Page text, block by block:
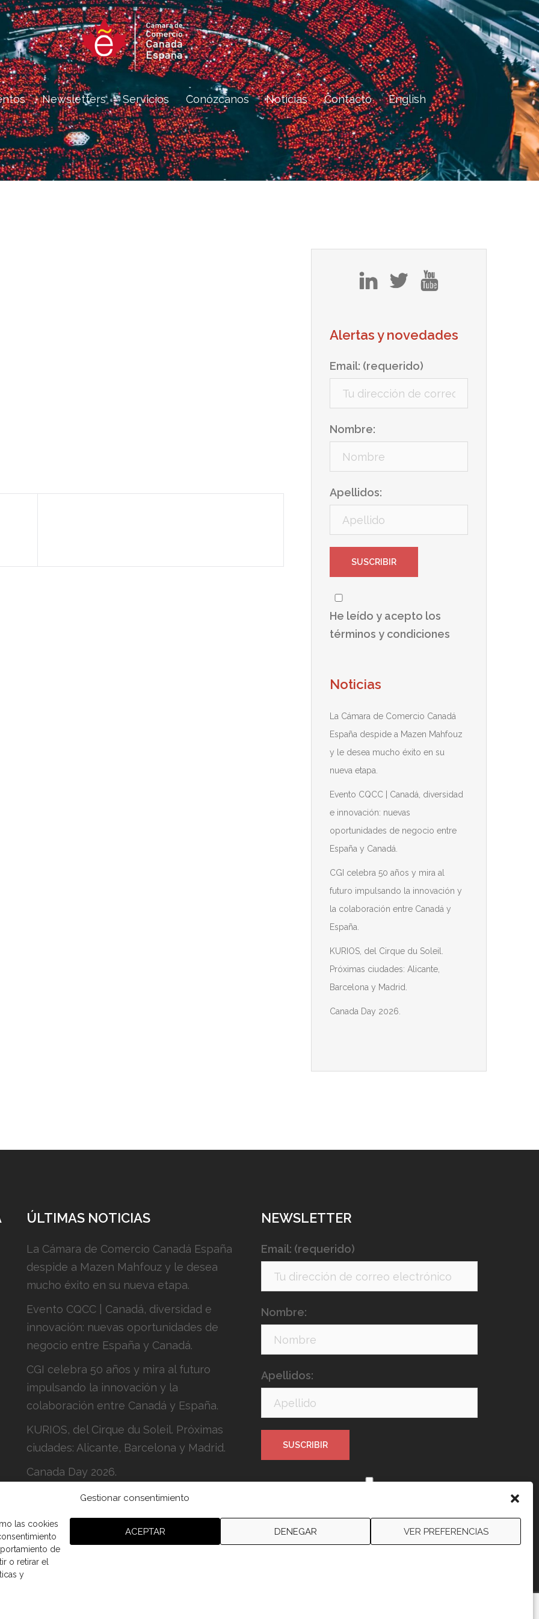
Gestionar consentimiento
las cookies
de
o retirar el
y
ACEPTAR DENEGAR VER PREFERENCIAS
Newsletters Servicios Conózcanos Noticias Contacto English
tw
Alertas y novedades
Email: (requerido)
Nombre:
Apellidos:
He leído y acepto los
términos y condiciones
Noticias
La Cámara de Comercio Canadá
España despide a Mazen Mahfouz
y le desea mucho éxito en su
nueva etapa.
Evento CQCC | Canadá, diversidad
e innovación: nuevas
oportunidades de negocio entre
España y Canadá.
CGI celebra 50 años y mira al
futuro impulsando la innovación y
la colaboración entre Canadá y
España.
KURIOS, del Cirque du Soleil.
Próximas ciudades: Alicante,
Barcelona y Madrid.
Canada Day 2026.
ÚLTIMAS NOTICIAS
La Cámara de Comercio Canadá España
despide a Mazen Mahfouz y le desea
mucho éxito en su nueva etapa.
Evento CQCC | Canadá, diversidad e
innovación: nuevas oportunidades de
negocio entre España y Canadá.
CGI celebra 50 años y mira al futuro
impulsando la innovación y la
colaboración entre Canadá y España.
KURIOS, del Cirque du Soleil. Próximas
ciudades: Alicante, Barcelona y Madrid.
Canada Day 2026.
NEWSLETTER
Email: (requerido)
Nombre:
Apellidos:
condiciones